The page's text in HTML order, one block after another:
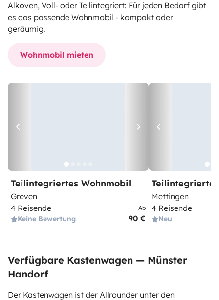
Alkoven, Voll- oder Teilintegriert: Für jeden Bedarf gibt
es das passende Wohnmobil - kompakt oder
geräumig.
Wohnmobil mieten
Teilintegriertes Wohnmobil
Greven
4 Reisende
Keine Bewertung
Ab
90 €
Mettingen
4 Reisende
Neu
Verfügbare Kastenwagen — Münster
Handorf
Der Kastenwagen ist der Allrounder unter den